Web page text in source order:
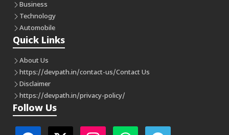
Business
Technology
Automobile
Quick Links
About Us
https://devpath.in/contact-us/Contact Us
Disclaimer
https://devpath.in/privacy-policy/
Follow Us